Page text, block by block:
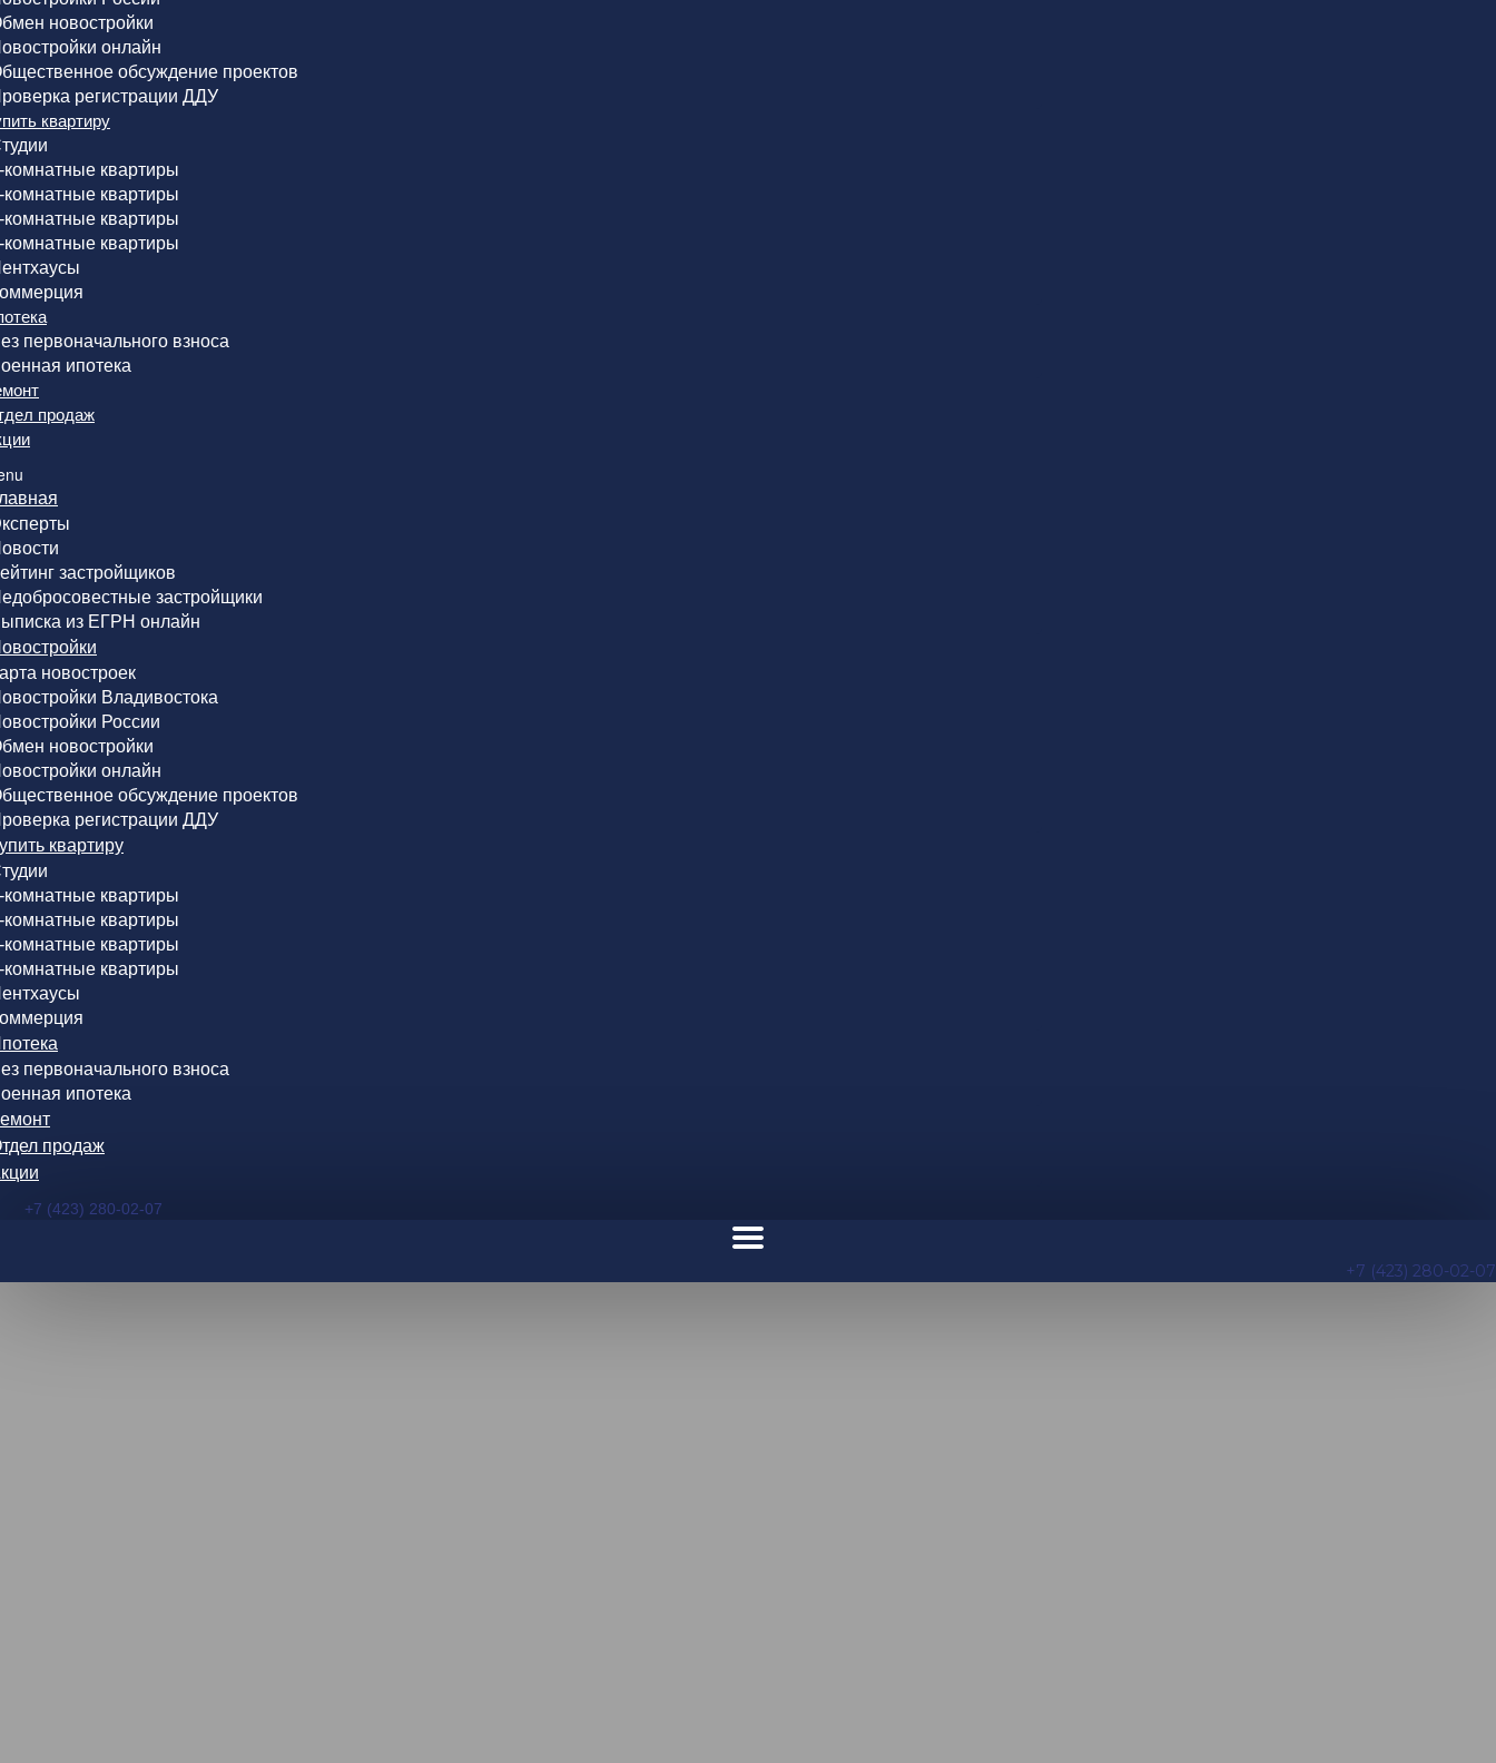
новостройки
онлайн
обсуждение проектов
регистрации ДДУ
квартиру
комнатные квартиры
комнатные квартиры
комнатные квартиры
комнатные квартиры
первоначального взноса
ипотека
продаж
застройщиков
застройщики
из ЕГРН онлайн
новостроек
Владивостока
России
новостройки
онлайн
обсуждение проектов
регистрации ДДУ
квартиру
комнатные квартиры
комнатные квартиры
комнатные квартиры
комнатные квартиры
первоначального взноса
ипотека
продаж
+7 (423) 280-02-07
+7 (423) 280-02-07